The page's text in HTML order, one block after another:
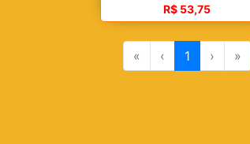
R$ 53,75
« ‹ 1 › »